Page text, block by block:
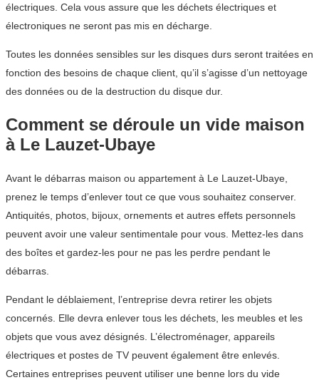
électriques. Cela vous assure que les déchets électriques et
électroniques ne seront pas mis en décharge.
Toutes les données sensibles sur les disques durs seront traitées en
fonction des besoins de chaque client, qu’il s’agisse d’un nettoyage
des données ou de la destruction du disque dur.
Comment se déroule un vide maison
à Le Lauzet-Ubaye
Avant le débarras maison ou appartement à Le Lauzet-Ubaye,
prenez le temps d’enlever tout ce que vous souhaitez conserver.
Antiquités, photos, bijoux, ornements et autres effets personnels
peuvent avoir une valeur sentimentale pour vous. Mettez-les dans
des boîtes et gardez-les pour ne pas les perdre pendant le
débarras.
Pendant le déblaiement, l’entreprise devra retirer les objets
concernés. Elle devra enlever tous les déchets, les meubles et les
objets que vous avez désignés. L’électroménager, appareils
électriques et postes de TV peuvent également être enlevés.
Certaines entreprises peuvent utiliser une benne lors du vide